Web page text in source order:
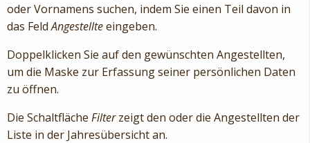
oder Vornamens suchen, indem Sie einen Teil davon in
das FeldAngestellteeingeben.
Doppelklicken Sie auf den gewünschten Angestellten,
um die Maske zur Erfassung seiner persönlichen Daten
zu öffnen.
Die Schaltfläche Filterzeigt den oder die Angestellten der
Liste in der Jahresübersicht an.